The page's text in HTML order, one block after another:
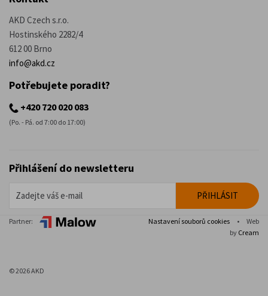
AKD Czech s.r.o.
Hostinského 2282/4
612 00 Brno
info@akd.cz
Potřebujete poradit?
+420 720 020 083
(Po. - Pá. od 7:00 do 17:00)
Přihlášení do newsletteru
Partner: Nastavení souborů cookies •
Web
by Cream
© 2026 AKD